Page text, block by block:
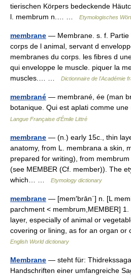
tierischen Körpers bedeckende
l. membrum n.… …
Etymologisches
membrane — Membrane. s. f. Partie
corps de l animal, servant d
membranes du corps. les fibres d
qui enveloppe le muscle. piquer la
muscles.… …
Dictionnaire de l'Académie
membrané — membrané, ée (man
botanique. Qui est aplati comme
Langue Française d'Émile Littré
membrane — (n.) early 15c., thin
anatomy, from L. membrana a skin,
prepared for writing), from
(see MEMBER (Cf. member)). The
which… …
Etymology dictionary
membrane — [mem′brān΄] n. [L
parchment < membrum,MEMBER]
layer, especially of animal or
covering or lining, as for an organ
English World dictionary
Membrane — steht für:
Handschriften einer umfangreiche